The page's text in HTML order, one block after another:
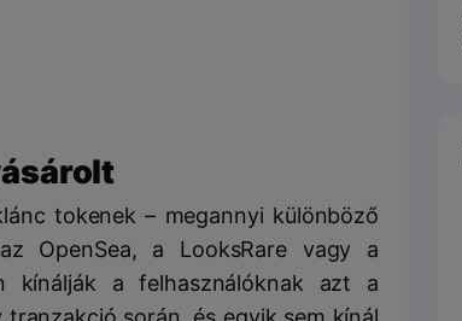
tokenek – megannyi különböző
OpenSea, a LooksRare vagy a
kínálják a felhasználóknak azt a